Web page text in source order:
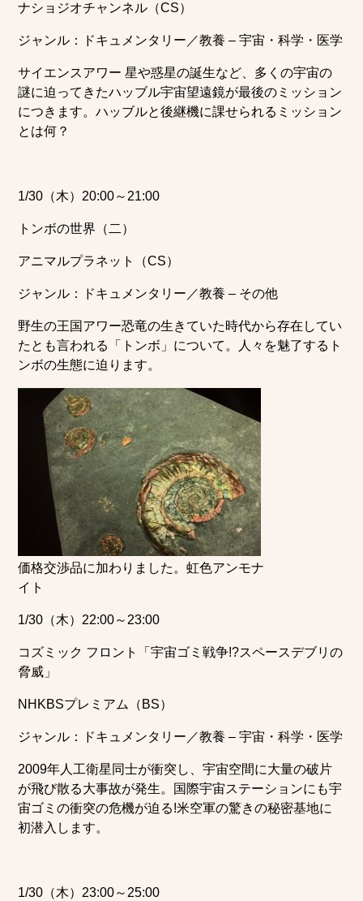
ナショジオチャンネル（CS）
ジャンル：ドキュメンタリー／教養 – 宇宙・科学・医学
サイエンスアワー 星や惑星の誕生など、多くの宇宙の
謎に迫ってきたハッブル宇宙望遠鏡が最後のミッション
につきます。ハッブルと後継機に課せられるミッション
とは何？
1/30（木）20:00～21:00
トンボの世界（二）
アニマルプラネット（CS）
ジャンル：ドキュメンタリー／教養 – その他
野生の王国アワー恐竜の生きていた時代から存在してい
たとも言われる「トンボ」について。人々を魅了するト
ンボの生態に迫ります。
価格交渉品に加わりました。虹色アンモナ
イト
1/30（木）22:00～23:00
コズミック フロント「宇宙ゴミ戦争!?スペースデブリの
脅威」
NHKBSプレミアム（BS）
ジャンル：ドキュメンタリー／教養 – 宇宙・科学・医学
2009年人工衛星同士が衝突し、宇宙空間に大量の破片
が飛び散る大事故が発生。国際宇宙ステーションにも宇
宙ゴミの衝突の危機が迫る!米空軍の驚きの秘密基地に
初潜入します。
1/30（木）23:00～25:00